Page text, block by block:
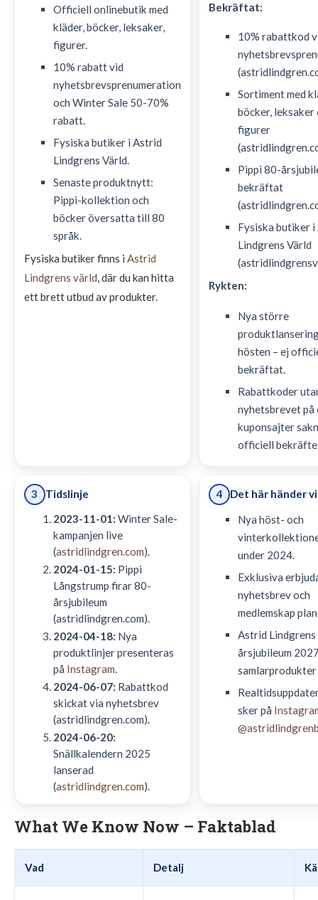
Officiell onlinebutik med
kläder, böcker, leksaker,
figurer.
10% rabatt vid
nyhetsbrevsprenumeration
och Winter Sale 50-70%
rabatt.
Fysiska butiker i Astrid
Lindgrens Värld.
Senaste produktnytt:
Pippi-kollektion och
böcker översatta till 80
språk.
Fysiska butiker finns i Astrid
Lindgrens värld, där du kan hitta
ett brett utbud av produkter.
Bekräftat:
10% rabattkod
Sortiment med
böcker, leksaker
figurer
Pippi 80-
bekräftat
Fysiska butiker
Lindgrens Värld
Rykten:
Nya större
hösten – ej
bekräftat.
Rabattkoder
nyhetsbrevet på
kuponsajter
officiell
3
Tidslinje
2023-11-01: Winter Sale-
kampanjen live
(astridlindgren.com).
2024-01-15: Pippi
Långstrump firar 80-
årsjubileum
(astridlindgren.com).
2024-04-18: Nya
produktlinjer presenteras
på Instagram
2024-06-07: Rabattkod
skickat via nyhetsbrev
(astridlindgren.com).
2024-06-20:
Snällkalendern 2025
lanserad
(astridlindgren.com).
4
Det här händer
Nya höst- och
under 2024.
Exklusiva
nyhetsbrev och
medlemskap
Astrid
årsjubileum
sker på
What We Know Now – Faktablad
Vad Detalj